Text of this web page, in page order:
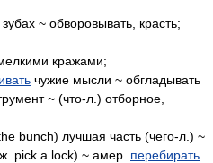
~ обворовывать, красть;
кражами;
чужие мысли ~ обгладывать
~ (что-л.) отборное,
bunch) лучшая часть (чего-л.) ~
pick a lock) ~ амер. перебирать